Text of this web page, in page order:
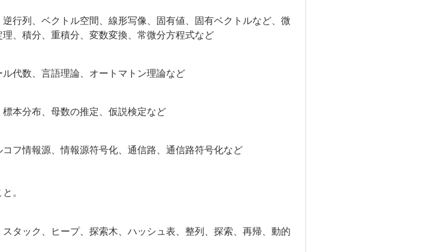
行列、ベクトル空間、線形写像、固有値、固有ベクトルなど、微
、積分、重積分、変数変換、常微分方程式など
代数、言語理論、オートマトン理論など
本分布、母数の推定、仮説検定など
フ情報源、情報源符号化、通信路、通信路符号化など
。
タック、ヒープ、探索木、ハッシュ表、整列、探索、再帰、動的